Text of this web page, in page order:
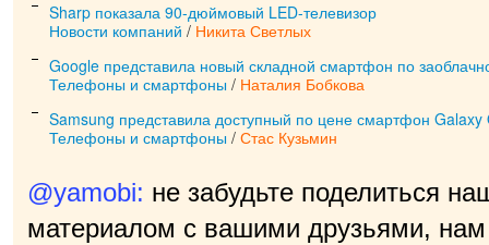
Sharp показала 90-дюймовый LED-телевизор
Новости компаний / Никита Светлых
Google представила новый складной смартфон по
Телефоны и смартфоны / Наталия Бобкова
Samsung представила доступный по цене смартфон Galaxy
Телефоны и смартфоны / Стас Кузьмин
@yamobi: не забудьте поделиться
материалом с вашими друзьями, нам